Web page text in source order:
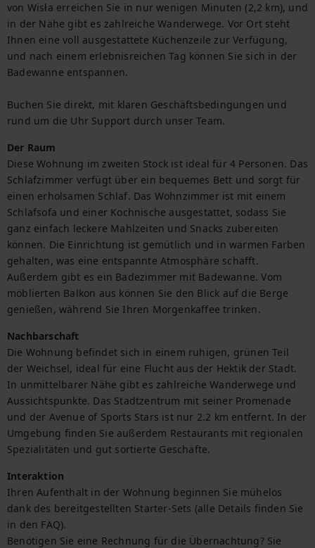
von Wisła erreichen Sie in nur wenigen Minuten (2,2 km), und
in der Nähe gibt es zahlreiche Wanderwege. Vor Ort steht
Ihnen eine voll ausgestattete Küchenzeile zur Verfügung,
und nach einem erlebnisreichen Tag können Sie sich in der
Badewanne entspannen.
Buchen Sie direkt, mit klaren Geschäftsbedingungen und
rund um die Uhr Support durch unser Team.
Der Raum
Diese Wohnung im zweiten Stock ist ideal für 4 Personen. Das
Schlafzimmer verfügt über ein bequemes Bett und sorgt für
einen erholsamen Schlaf. Das Wohnzimmer ist mit einem
Schlafsofa und einer Kochnische ausgestattet, sodass Sie
ganz einfach leckere Mahlzeiten und Snacks zubereiten
können. Die Einrichtung ist gemütlich und in warmen Farben
gehalten, was eine entspannte Atmosphäre schafft.
Außerdem gibt es ein Badezimmer mit Badewanne. Vom
möblierten Balkon aus können Sie den Blick auf die Berge
genießen, während Sie Ihren Morgenkaffee trinken.
Nachbarschaft
Die Wohnung befindet sich in einem ruhigen, grünen Teil
der Weichsel, ideal für eine Flucht aus der Hektik der Stadt.
In unmittelbarer Nähe gibt es zahlreiche Wanderwege und
Aussichtspunkte. Das Stadtzentrum mit seiner Promenade
und der Avenue of Sports Stars ist nur 2.2 km entfernt. In der
Umgebung finden Sie außerdem Restaurants mit regionalen
Spezialitäten und gut sortierte Geschäfte.
Interaktion
Ihren Aufenthalt in der Wohnung beginnen Sie mühelos
dank des bereitgestellten Starter-Sets (alle Details finden Sie
in den FAQ).
Benötigen Sie eine Rechnung für die Übernachtung? Sie